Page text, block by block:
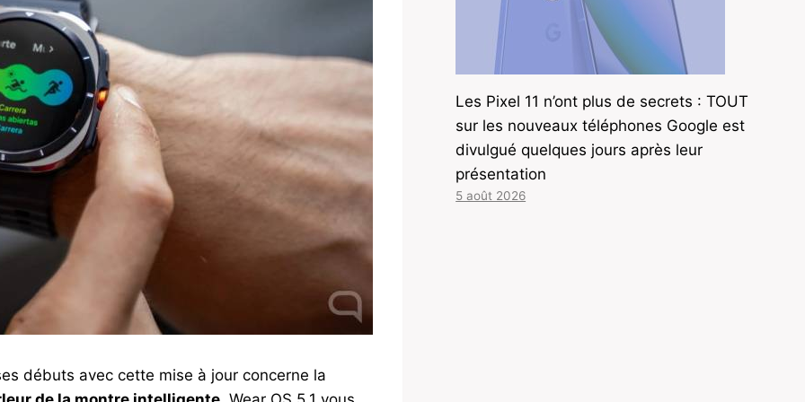
débuts avec cette mise à jour concerne la
Les Pixel 11 n’ont plus de secrets : TOUT
sur les nouveaux téléphones Google est
divulgué quelques jours après leur
présentation
5 août 2026